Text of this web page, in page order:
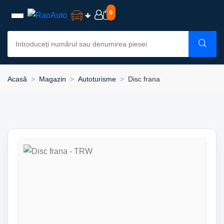
0
Acasă Magazin Autoturisme Disc frana